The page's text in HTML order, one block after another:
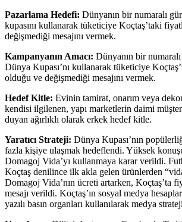
Pazarlama Hedefi: Dünyanın bir numaralı
kupasını kullanarak tüketiciye Koçtaş’taki
değişmediği mesajını vermek.
Kampanyanın Amacı: Dünyanın bir
Dünya Kupası’nı kullanarak tüketiciye
olduğu ve değişmediği mesajını vermek.
Hedef Kitle: Evinin tamirat, onarım veya
kendisi ilgilenen, yapı marketlerin daimi
duyan ağırlıklı olarak erkek hedef kitle.
Yaratıcı Strateji: Dünya Kupası’nın
fazla kişiye ulaşmak hedeflendi. Yüksek
Domagoj Vida’yı kullanmaya karar verildi.
Koçtaş denilince ilk akla gelen ürünlerden
Domagoj Vida’nın ücreti artarken, Koçtaş’ta
mesajı verildi. Koçtaş’ın sosyal medya
yazılı basın organları kullanılarak medya